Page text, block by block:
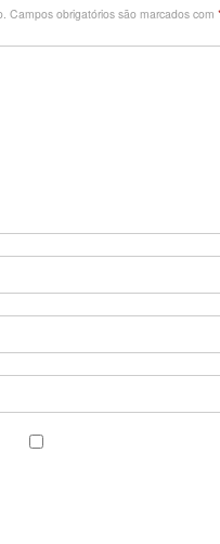
Campos obrigatórios são marcados com